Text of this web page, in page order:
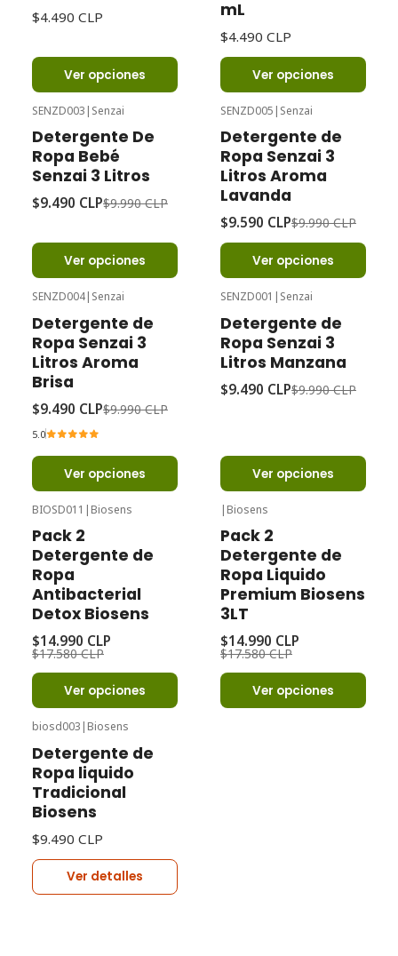
$4.490 CLP
Ver opciones
mL
$4.490 CLP
Ver opciones
SENZD003 | Senzai
Detergente De
Ropa Bebé
Senzai 3 Litros
$9.490 CLP$9.990 CLP
Ver opciones
SENZD005 | Senzai
Detergente de
Ropa Senzai 3
Litros Aroma
Lavanda
$9.590 CLP$9.990 CLP
Ver opciones
SENZD004| Senzai
Detergente de
Ropa Senzai 3
Litros Aroma
Brisa
$9.490 CLP$9.990 CLP
5.0
Ver opciones
SENZD001 | Senzai
Detergente de
Ropa Senzai 3
Litros Manzana
$9.490 CLP$9.990 CLP
Ver opciones
BIOSD011 | Biosens
Pack 2
Detergente de
Ropa
Antibacterial
Detox Biosens
$14.990 CLP
$17.580 CLP
Ver opciones
| Biosens
Pack 2
Detergente de
Ropa Liquido
Premium Biosens
3LT
$14.990 CLP
$17.580 CLP
Ver opciones
biosd003 | Biosens
Detergente de
Ropa liquido
Tradicional
Biosens
$9.490 CLP
Ver detalles